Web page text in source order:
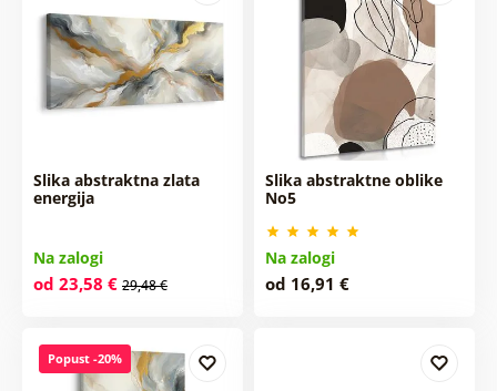
Slika abstraktna zlata
energija
Na zalogi
od 23,58 € 29,48 €
Slika abstraktne oblike
No5
Na zalogi
od 16,91 €
Popust -20%